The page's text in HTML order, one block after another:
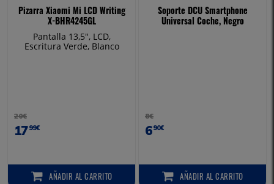
Pizarra Xiaomi Mi LCD Writing
X-BHR4245GL
Pantalla 13,5", LCD,
Escritura Verde, Blanco
20€
17 99€
AÑADIR AL CARRITO
Soporte DCU Smartphone
Universal Coche, Negro
8€
6 90€
AÑADIR AL CARRITO